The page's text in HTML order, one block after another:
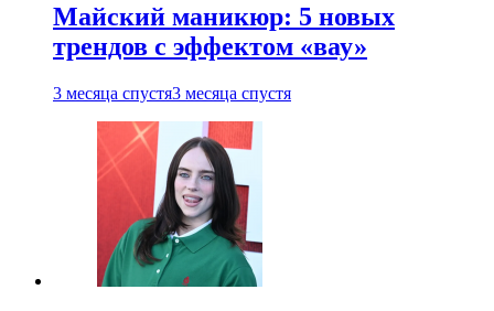
Майский маникюр: 5 новых
трендов с эффектом «вау»
3 месяца спустя3 месяца спустя